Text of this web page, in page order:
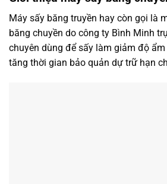
Máy sấy băng truyền hay còn gọi là
băng chuyền do công ty Bình Minh
chuyên dùng để sấy làm giảm độ
tăng thời gian bảo quản dự trữ hạn